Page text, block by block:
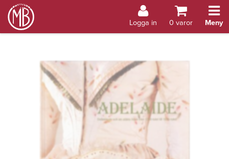
Åland
Logga in 0 varor Meny